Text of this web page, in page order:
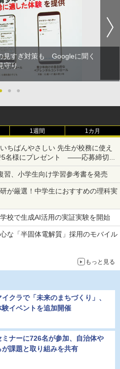
見すぎ対策も Googleに聞く
守り
● ●
1週間 1カ月
ちばんやさしい 先生が校務に使え
5名様にプレゼント ――応募締切は
習、小学生向け学習参考書を発売
が厳選！中学生におすすめの理科実
校で生成AI活用の実証実験を開始
な「半固体電解質」採用のモバイル
もっと見る
クラで「未来のまちづくり」、
イベントを追加開催
ナーに726名が参加、自治体や
課題と取り組みを共有